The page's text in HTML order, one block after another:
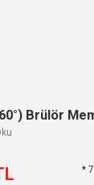
Brülör
*